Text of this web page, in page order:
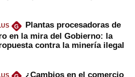
G
Plantas procesadoras de
en la mira del Gobierno: la
contra la minería ilegal
¿Cambios en el comercio